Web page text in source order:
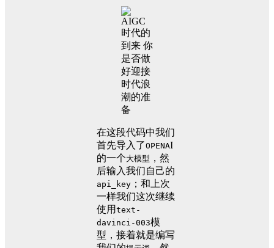
在这段代码中我们
首先导入了OPENAI
的一个大模型 ，然
后输入我们自己的
api_key ；和上次
一样我们这次继续
使用 text-
davinci-003模
型，接着就是编写